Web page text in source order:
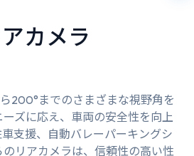
カメラ
200°までのさまざまな視野角を
ズに応え、車両の安全性を向上
支援、自動バレーパーキングシ
リアカメラは、信頼性の高い性